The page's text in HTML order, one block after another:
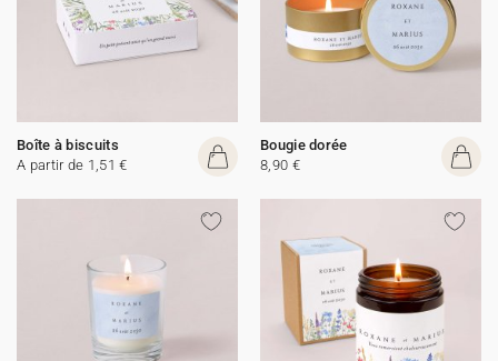
Boîte à biscuits
A partir de 1,51 €
Bougie dorée
8,90 €